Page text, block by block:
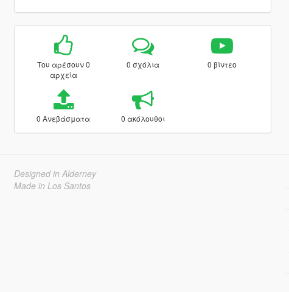
Του αρέσουν 0
αρχεία
0 σχόλια 0 βίντεο
0 Ανεβάσματα 0 ακόλουθοι
Designed in Alderney
Made in Los Santos